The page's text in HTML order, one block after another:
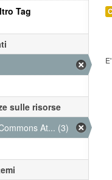
Tag
sulle risorse
At... (3)